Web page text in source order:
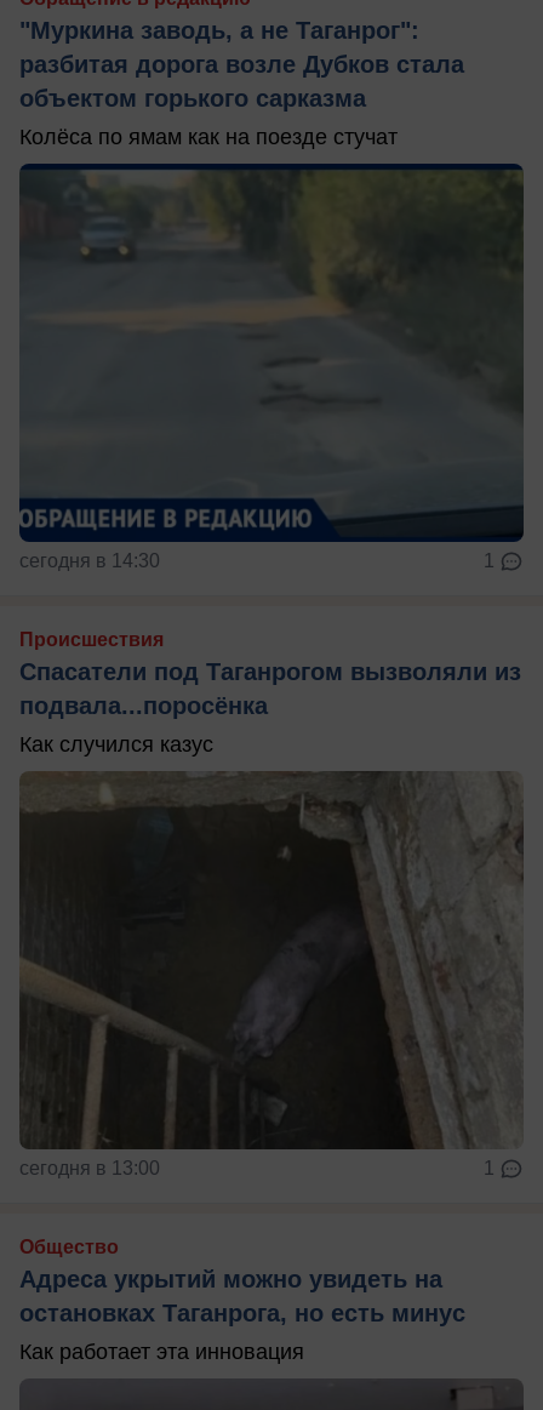
"Муркина заводь, а не Таганрог":
разбитая дорога возле Дубков стала
объектом горького сарказма
Колёса по ямам как на поезде стучат
сегодня в 14:30 1
Происшествия
Спасатели под Таганрогом вызволяли из
подвала...поросёнка
Как случился казус
сегодня в 13:00 1
Общество
Адреса укрытий можно увидеть на
остановках Таганрога, но есть минус
Как работает эта инновация